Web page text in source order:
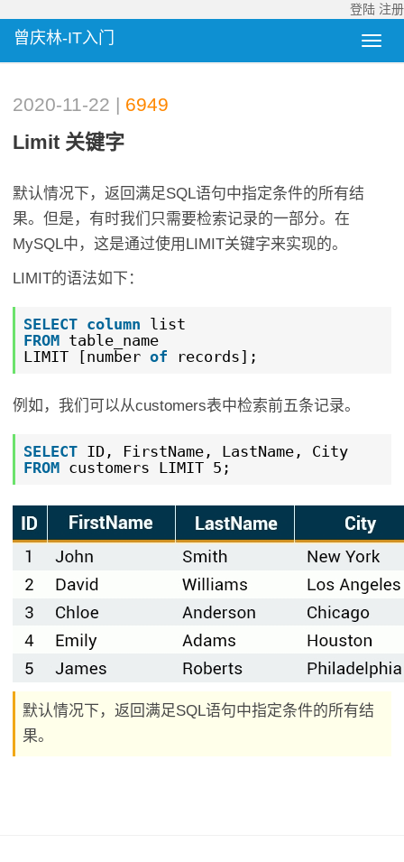
登陆 注册
曾庆林-IT入门
2020-11-22 | 6949
Limit 关键字
默认情况下，返回满足SQL语句中指定条件的所有结
果。但是，有时我们只需要检索记录的一部分。在
MySQL中，这是通过使用LIMIT关键字来实现的。
LIMIT的语法如下：
SELECT column list
FROM table_name
LIMIT [number of records];
例如，我们可以从customers表中检索前五条记录。
SELECT ID, FirstName, LastName, City
FROM customers LIMIT 5;
默认情况下，返回满足SQL语句中指定条件的所有结
果。